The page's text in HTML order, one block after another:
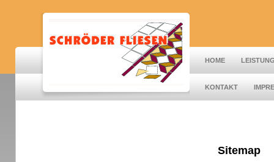
HOME
KONTAKT
Sitemap